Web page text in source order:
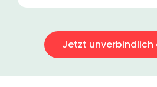
Jetzt unverbindlich